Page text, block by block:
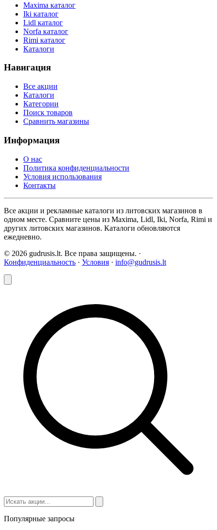
Maxima каталог
Iki каталог
Lidl каталог
Norfa каталог
Rimi каталог
Каталоги
Навигация
Все акции
Каталоги
Категории
Поиск товаров
Сравнить магазины
Информация
О нас
Политика конфиденциальности
Условия использования
Контакты
Все акции и рекламные каталоги из литовских магазинов в
одном месте. Сравните цены из Maxima, Lidl, Iki, Norfa, Rimi и
других литовских магазинов. Каталоги обновляются
ежедневно.
© 2026 gudrusis.lt. Все права защищены. ·
Конфиденциальность · Условия · info@gudrusis.lt
Популярные запросы